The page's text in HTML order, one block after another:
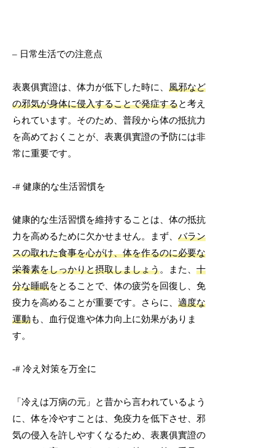
– 日常生活での注意点
表裏俱實證は、体力が低下した時に、風邪など
の邪気が身体に侵入することで発症すると考え
られています。そのため、普段から体の抵抗力
を高めておくことが、表裏俱實證の予防には非
常に重要です。
-# 健康的な生活習慣を
健康的な生活習慣を維持することは、体の抵抗
力を高めるために欠かせません。まず、バラン
スの取れた食事を心がけ、体を作るのに必要な
栄養素をしっかりと摂取しましょう。また、十
分な睡眠をとることで、体の疲労を回復し、免
疫力を高めることが重要です。さらに、適度な
運動も、血行促進や体力向上に効果がありま
す。
-# 冷え対策を万全に
「冷えは万病の元」と昔から言われているよう
に、体を冷やすことは、免疫力を低下させ、邪
気の侵入を許しやすくなるため、表裏俱實證の